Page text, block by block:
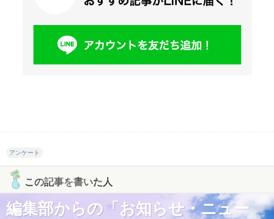
アンケート
この記事を書いた人
編集部からの「お知らせ・ニュー